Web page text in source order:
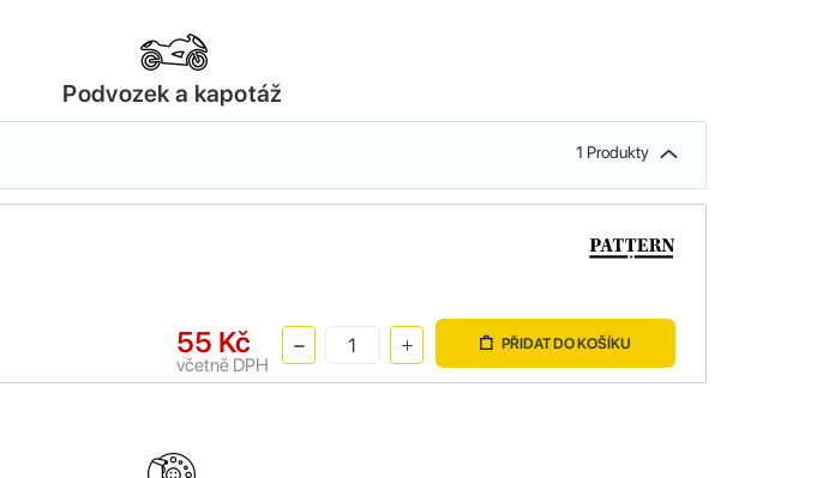
Podvozek a kapotáž
1 Produkty
55 Kč
včetně DPH
PŘIDAT DO KOŠÍKU